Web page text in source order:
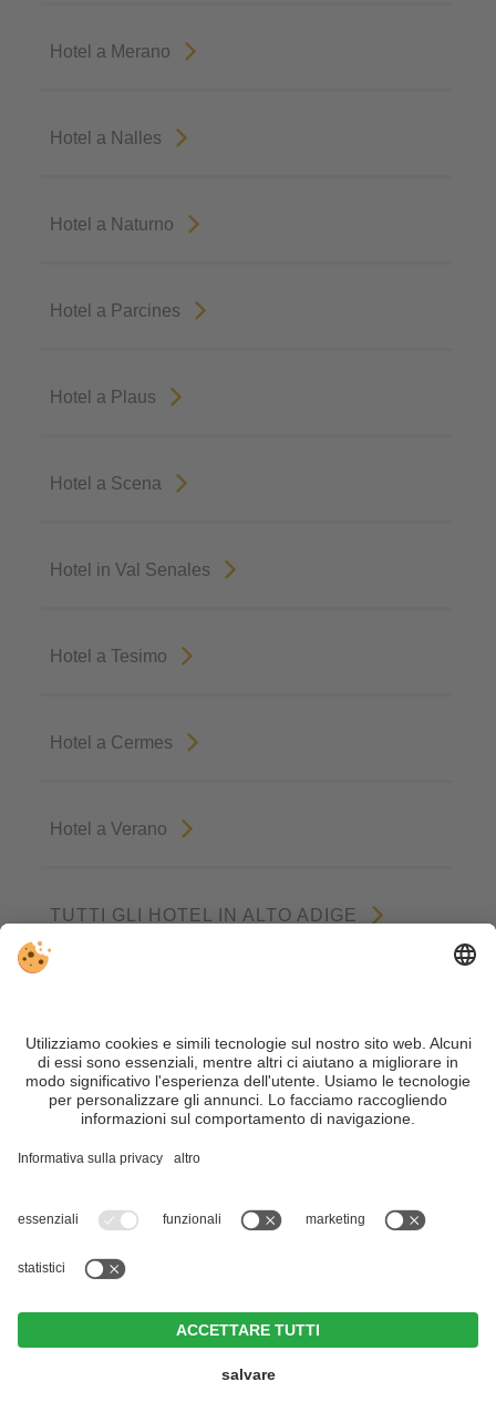
Hotel a Merano
Hotel a Nalles
Hotel a Naturno
Hotel a Parcines
Hotel a Plaus
Hotel a Scena
Hotel in Val Senales
Hotel a Tesimo
Hotel a Cermes
Hotel a Verano
TUTTI GLI HOTEL IN ALTO ADIGE
Alberghi a tema
Hotel benessere a Merano e dintorni